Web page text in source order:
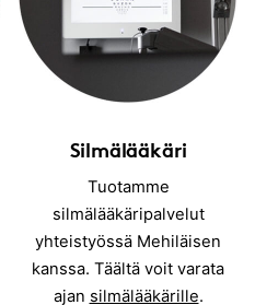
Silmälääkäri
Tuotamme
silmälääkäripalvelut
yhteistyössä Mehiläisen
kanssa. Täältä voit varata
ajan silmälääkärille.